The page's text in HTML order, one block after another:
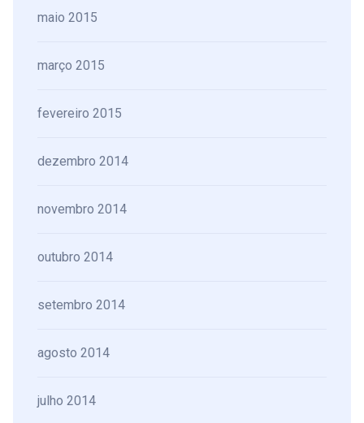
maio 2015
março 2015
fevereiro 2015
dezembro 2014
novembro 2014
outubro 2014
setembro 2014
agosto 2014
julho 2014